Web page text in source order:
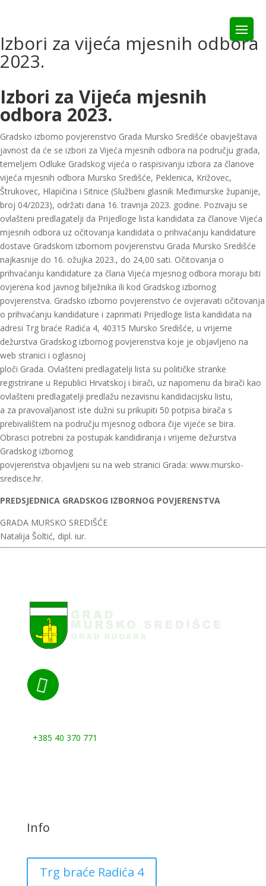
Izbori za vijeća mjesnih odbora
2023.
Izbori za Vijeća mjesnih
odbora 2023.
Gradsko izborno povjerenstvo Grada Mursko Središće obavještava
javnost da će se izbori za Vijeća mjesnih odbora na području grada,
temeljem Odluke Gradskog vijeća o raspisivanju izbora za članove
vijeća mjesnih odbora Mursko Središće, Peklenica, Križovec,
Štrukovec, Hlapičina i Sitnice (Službeni glasnik Međimurske županije,
broj 04/2023), održati dana 16. travnja 2023. godine. Pozivaju se
ovlašteni predlagatelji da Prijedloge lista kandidata za članove Vijeća
mjesnih odbora uz očitovanja kandidata o prihvaćanju kandidature
dostave Gradskom izbornom povjerenstvu Grada Mursko Središće
najkasnije do 16. ožujka 2023., do 24,00 sati. Očitovanja o
prihvaćanju kandidature za člana Vijeća mjesnog odbora moraju biti
ovjerena kod javnog bilježnika ili kod Gradskog izbornog
povjerenstva. Gradsko izborno povjerenstvo će ovjeravati očitovanja
o prihvaćanju kandidature i zaprimati Prijedloge lista kandidata na
adresi Trg braće Radića 4, 40315 Mursko Središće, u vrijeme
dežurstva Gradskog izbornog povjerenstva koje je objavljeno na
web stranici i oglasnoj
ploči Grada. Ovlašteni predlagatelji lista su političke stranke
registrirane u Republici Hrvatskoj i birači, uz napomenu da birači kao
ovlašteni predlagatelji predlažu nezavisnu kandidacijsku listu,
a za pravovaljanost iste dužni su prikupiti 50 potpisa birača s
prebivalištem na području mjesnog odbora čije vijeće se bira.
Obrasci potrebni za postupak kandidiranja i vrijeme dežurstva
Gradskog izbornog
povjerenstva objavljeni su na web stranici Grada: www.mursko-
sredisce.hr.
PREDSJEDNICA GRADSKOG IZBORNOG POVJERENSTVA
GRADA MURSKO SREDIŠĆE
Natalija Šoltić, dipl. iur.

+385 40 370 771
Info
Trg braće Radića 4